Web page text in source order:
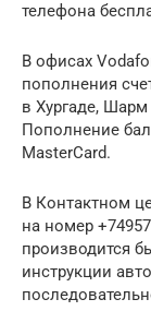
телефона
В офисах
пополнения
в Хургаде,
Пополнение
MasterCard.
В Контактном
на номер
производится
инструкции